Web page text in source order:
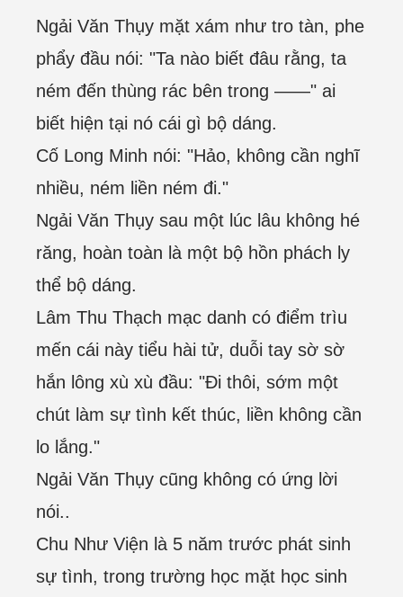
Ngải Văn Thụy mặt xám như tro tàn, phe
phẩy đầu nói: "Ta nào biết đâu rằng, ta
ném đến thùng rác bên trong ——" ai
biết hiện tại nó cái gì bộ dáng.
Cố Long Minh nói: "Hảo, không cần nghĩ
nhiều, ném liền ném đi."
Ngải Văn Thụy sau một lúc lâu không hé
răng, hoàn toàn là một bộ hồn phách ly
thể bộ dáng.
Lâm Thu Thạch mạc danh có điểm trìu
mến cái này tiểu hài tử, duỗi tay sờ sờ
hắn lông xù xù đầu: "Đi thôi, sớm một
chút làm sự tình kết thúc, liền không cần
lo lắng."
Ngải Văn Thụy cũng không có ứng lời
nói..
Chu Như Viện là 5 năm trước phát sinh
sự tình, trong trường học mặt học sinh